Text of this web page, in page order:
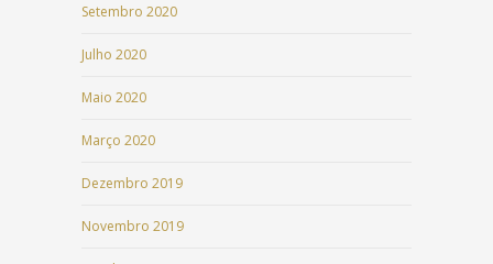
Setembro 2020
Julho 2020
Maio 2020
Março 2020
Dezembro 2019
Novembro 2019